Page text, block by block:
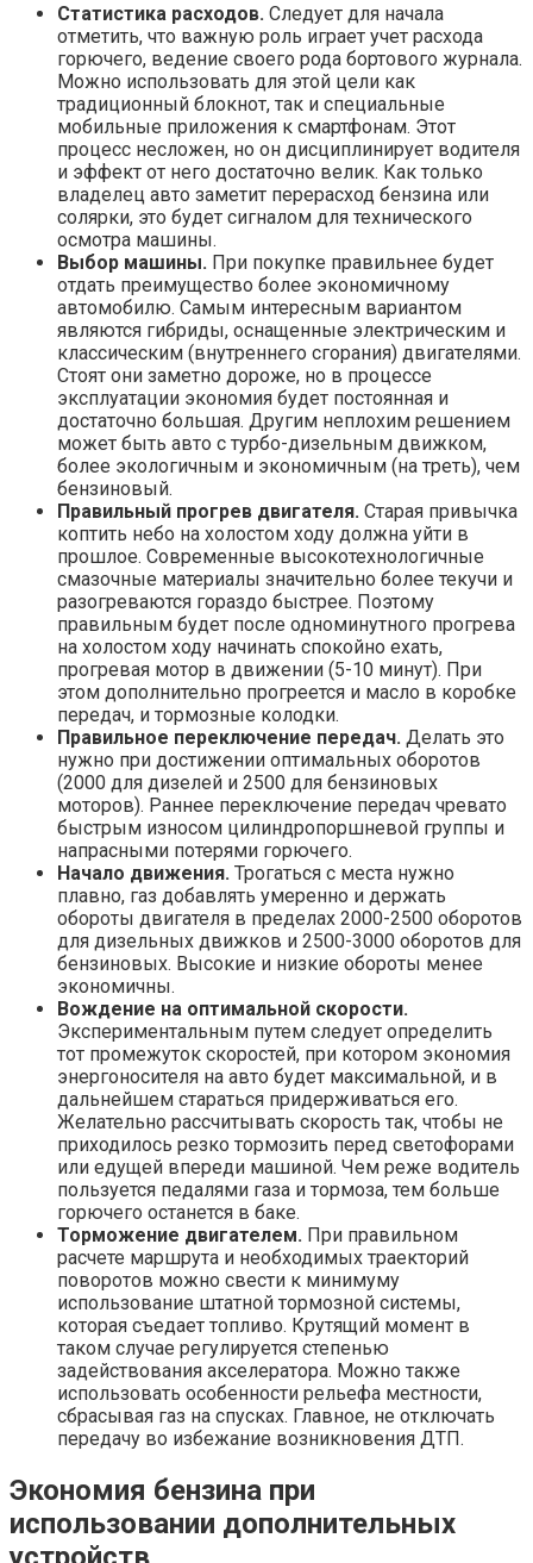
Статистика расходов. Следует для начала
отметить, что важную роль играет учет расхода
горючего, ведение своего рода бортового журнала.
Можно использовать для этой цели как
традиционный блокнот, так и специальные
мобильные приложения к смартфонам. Этот
процесс несложен, но он дисциплинирует водителя
и эффект от него достаточно велик. Как только
владелец авто заметит перерасход бензина или
солярки, это будет сигналом для технического
осмотра машины.
Выбор машины. При покупке правильнее будет
отдать преимущество более экономичному
автомобилю. Самым интересным вариантом
являются гибриды, оснащенные электрическим и
классическим (внутреннего сгорания) двигателями.
Стоят они заметно дороже, но в процессе
эксплуатации экономия будет постоянная и
достаточно большая. Другим неплохим решением
может быть авто с турбо-дизельным движком,
более экологичным и экономичным (на треть), чем
бензиновый.
Правильный прогрев двигателя. Старая привычка
коптить небо на холостом ходу должна уйти в
прошлое. Современные высокотехнологичные
смазочные материалы значительно более текучи и
разогреваются гораздо быстрее. Поэтому
правильным будет после одноминутного прогрева
на холостом ходу начинать спокойно ехать,
прогревая мотор в движении (5-10 минут). При
этом дополнительно прогреется и масло в коробке
передач, и тормозные колодки.
Правильное переключение передач. Делать это
нужно при достижении оптимальных оборотов
(2000 для дизелей и 2500 для бензиновых
моторов). Раннее переключение передач чревато
быстрым износом цилиндропоршневой группы и
напрасными потерями горючего.
Начало движения. Трогаться с места нужно
плавно, газ добавлять умеренно и держать
обороты двигателя в пределах 2000-2500 оборотов
для дизельных движков и 2500-3000 оборотов для
бензиновых. Высокие и низкие обороты менее
экономичны.
Вождение на оптимальной скорости.
Экспериментальным путем следует определить
тот промежуток скоростей, при котором экономия
энергоносителя на авто будет максимальной, и в
дальнейшем стараться придерживаться его.
Желательно рассчитывать скорость так, чтобы не
приходилось резко тормозить перед светофорами
или едущей впереди машиной. Чем реже водитель
пользуется педалями газа и тормоза, тем больше
горючего останется в баке.
Торможение двигателем. При правильном
расчете маршрута и необходимых траекторий
поворотов можно свести к минимуму
использование штатной тормозной системы,
которая съедает топливо. Крутящий момент в
таком случае регулируется степенью
задействования акселератора. Можно также
использовать особенности рельефа местности,
сбрасывая газ на спусках. Главное, не отключать
передачу во избежание возникновения ДТП.
Экономия бензина при
использовании дополнительных